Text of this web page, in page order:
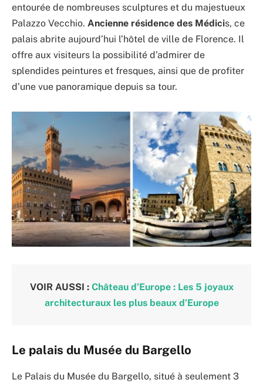
entourée de nombreuses sculptures et du majestueux
Palazzo Vecchio. Ancienne résidence des Médicis, ce
palais abrite aujourd’hui l’hôtel de ville de Florence. Il
offre aux visiteurs la possibilité d’admirer de
splendides peintures et fresques, ainsi que de profiter
d’une vue panoramique depuis sa tour.
VOIR AUSSI : Château d’Europe : Les 5 joyaux
architecturaux les plus beaux d’Europe
Le palais du Musée du Bargello
Le Palais du Musée du Bargello, situé à seulement 3